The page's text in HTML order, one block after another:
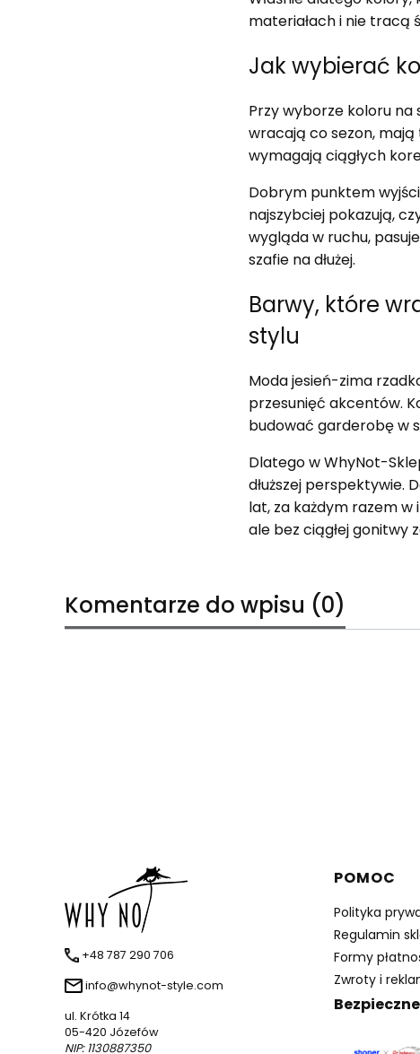
materiałach i nie tracą
Jak wybierać
Przy wyborze koloru
wracają co sezon, mają
wymagają ciągłych
Dobrym punktem
najszybciej pokazują,
wygląda w ruchu,
szafie na dłużej.
Barwy, które
stylu
Moda jesień-zima
przesunięć akcentów.
budować garderobę w
Dlatego w WhyNot-
dłuższej perspektywie.
lat, za każdym razem
ale bez ciągłej gonitwy
Komentarze do wpisu (0)
+48 787 290 706
info@whynot-style.com
ul. Krótka 14
05-420 Józefów
NIP: 1130887350
Linki w
POMOC
Polityka
Regulamin
Formy
Zwroty i